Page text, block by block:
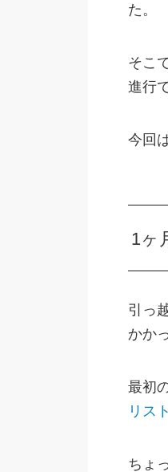
た。
そこ
進行
今回
1ヶ
引っ
かか
最初
リス
ちょ